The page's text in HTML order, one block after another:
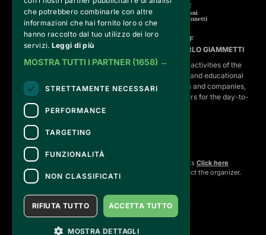
FVG SERVICES SRL ON BEHALF OF
FONDAZIONE VALENTINO GARAVANI E GIANCARLO GIAMMETTI
is the operational entity that implements the core activities of the
Fondazione, developing strategies for the cultural and educational
program, establishing partnerships with institutions and companies,
and hiring the relevant staff, consultants and suppliers for the day-to-
day running of the activities.
For information and support in purchasing tickets Click here
For information on the program and the event, contact the organizer.
che potrebbero combinarle con altre
informazioni che hai fornito loro o che
hanno raccolto dal tuo utilizzo dei loro
servizi. Leggi di più
MOSTRA TUTTI I PARTNER (1658) →
STRETTAMENTE NECESSARI
PERFORMANCE
TARGETING
FUNZIONALITÀ
NON CLASSIFICATI
ACCETTA TUTTO
RIFIUTA TUTTO
MOSTRA DETTAGLI